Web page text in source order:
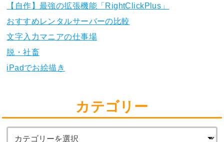
【自作】最強の拡張機能「RightClickPlus」
おすすめレンタルサーバーの比較
文字入力マニアの仕事場
脱・社畜
iPadでお絵描き
カテゴリー